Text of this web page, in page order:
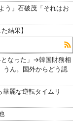
う」石破茂「それはお
結果】
なった」→韓国財務相
うん。国外からどう認
麗な逆転タイムリ